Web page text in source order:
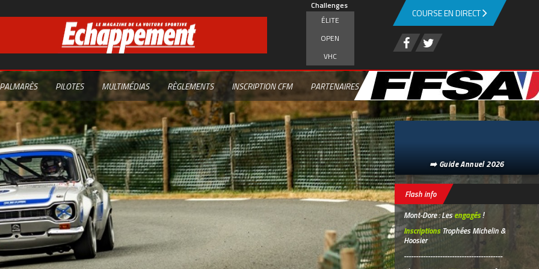
Challenges
ÉLITE
OPEN
VHC
PALMARÈS PILOTES MULTIMÉDIAS RÈGLEMENTS INSCRIPTION CFM PARTENAIRES
COURSE EN DIRECT
➡️ Guide Annuel 2026
Flash info
Mont-Dore : Lesengagés!
InscriptionsTrophées Michelin &
Hoosier
-----------------------------------------